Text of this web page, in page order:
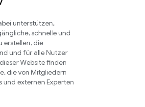
unterstützen,
schnelle und
erstellen, die
und für alle Nutzer
Website finden
die von Mitgliedern
und externen Experten